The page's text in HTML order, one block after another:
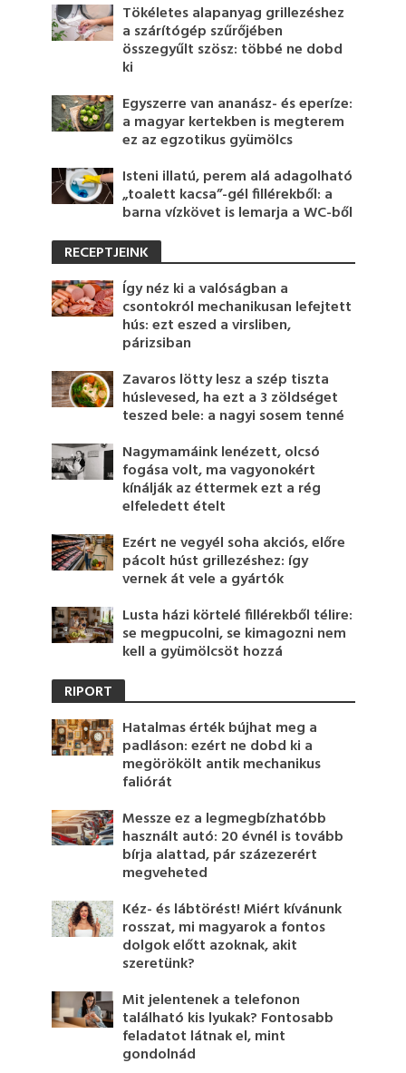
Tökéletes alapanyag grillezéshez
a szárítógép szűrőjében
összegyűlt szösz: többé ne dobd
ki
Egyszerre van ananász- és eperíze:
a magyar kertekben is megterem
ez az egzotikus gyümölcs
Isteni illatú, perem alá adagolható
„toalett kacsa”-gél fillérekből: a
barna vízkövet is lemarja a WC-ből
RECEPTJEINK
Így néz ki a valóságban a
csontokról mechanikusan lefejtett
hús: ezt eszed a virsliben,
párizsiban
Zavaros lötty lesz a szép tiszta
húslevesed, ha ezt a 3 zöldséget
teszed bele: a nagyi sosem tenné
Nagymamáink lenézett, olcsó
fogása volt, ma vagyonokért
kínálják az éttermek ezt a rég
elfeledett ételt
Ezért ne vegyél soha akciós, előre
pácolt húst grillezéshez: így
vernek át vele a gyártók
Lusta házi körtelé fillérekből télire:
se megpucolni, se kimagozni nem
kell a gyümölcsöt hozzá
RIPORT
Hatalmas érték bújhat meg a
padláson: ezért ne dobd ki a
megörökölt antik mechanikus
faliórát
Messze ez a legmegbízhatóbb
használt autó: 20 évnél is tovább
bírja alattad, pár százezerért
megveheted
Kéz- és lábtörést! Miért kívánunk
rosszat, mi magyarok a fontos
dolgok előtt azoknak, akit
szeretünk?
Mit jelentenek a telefonon
található kis lyukak? Fontosabb
feladatot látnak el, mint
gondolnád